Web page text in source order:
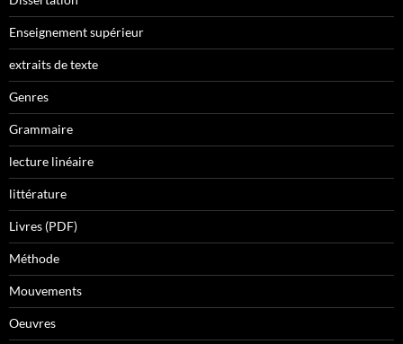
Enseignement supérieur
extraits de texte
Genres
Grammaire
lecture linéaire
littérature
Livres (PDF)
Méthode
Mouvements
Oeuvres